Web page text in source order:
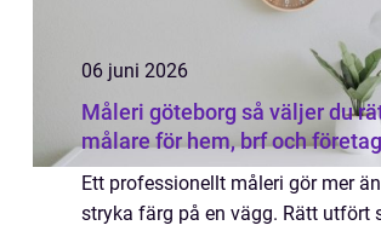
06 juni 2026
Måleri göteborg så väljer du rätt
målare för hem, brf och företag
Ett professionellt måleri gör mer
stryka färg på en vägg. Rätt utfört